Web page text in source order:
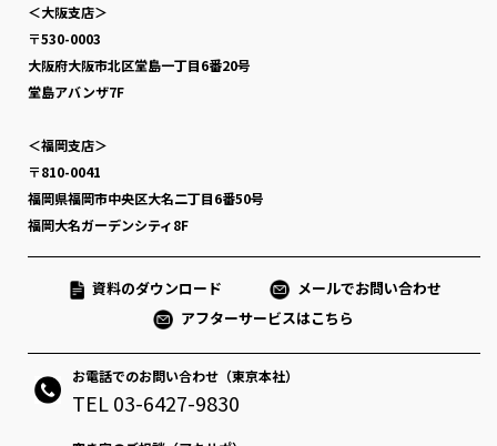
＜大阪支店＞
〒530-0003
大阪府大阪市北区堂島一丁目6番20号
堂島アバンザ7F
＜福岡支店＞
〒810-0041
福岡県福岡市中央区大名二丁目6番50号
福岡大名ガーデンシティ8F
資料のダウンロード
メールでお問い合わせ
アフターサービスはこちら
お電話でのお問い合わせ（東京本社）
TEL 03-6427-9830